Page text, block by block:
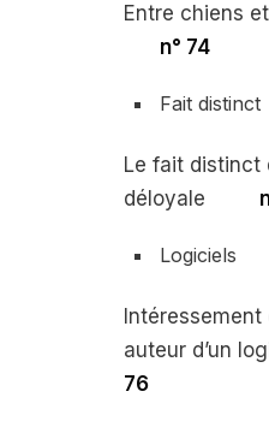
Entre chiens
n° 74
Fait distinct
Le fait distinct
déloyale
Logiciels
auteur d’un
76